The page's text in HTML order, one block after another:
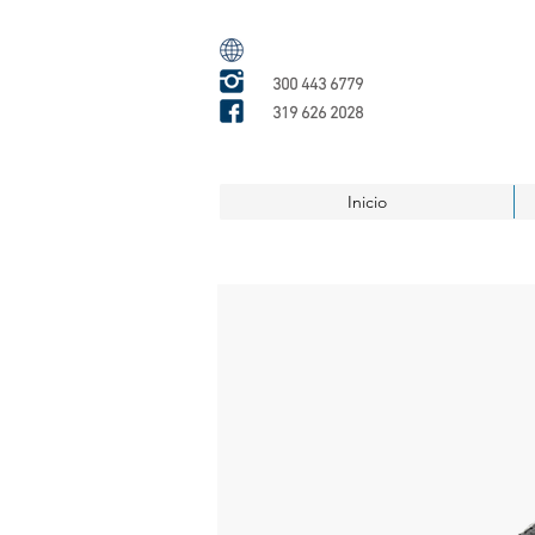
300 443 6779
319 626 2028
Inicio